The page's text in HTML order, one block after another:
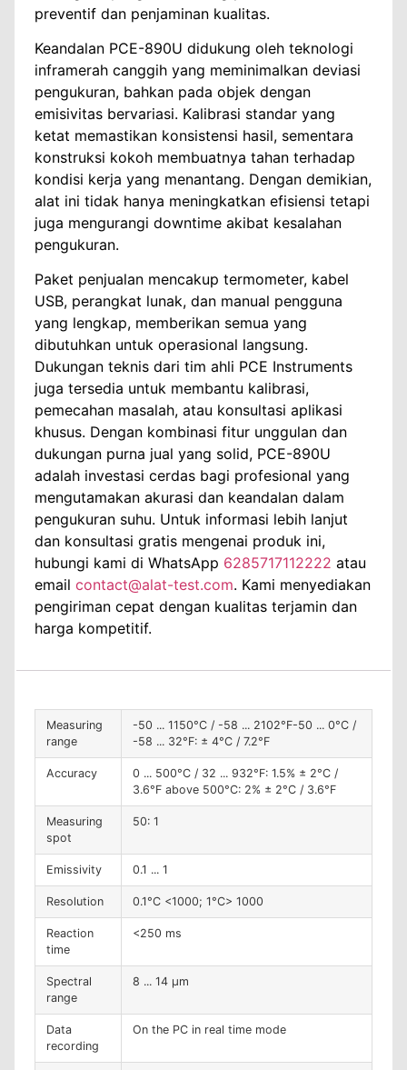
preventif dan penjaminan kualitas.
Keandalan PCE-890U didukung oleh teknologi
inframerah canggih yang meminimalkan deviasi
pengukuran, bahkan pada objek dengan
emisivitas bervariasi. Kalibrasi standar yang
ketat memastikan konsistensi hasil, sementara
konstruksi kokoh membuatnya tahan terhadap
kondisi kerja yang menantang. Dengan demikian,
alat ini tidak hanya meningkatkan efisiensi tetapi
juga mengurangi downtime akibat kesalahan
pengukuran.
Paket penjualan mencakup termometer, kabel
USB, perangkat lunak, dan manual pengguna
yang lengkap, memberikan semua yang
dibutuhkan untuk operasional langsung.
Dukungan teknis dari tim ahli PCE Instruments
juga tersedia untuk membantu kalibrasi,
pemecahan masalah, atau konsultasi aplikasi
khusus. Dengan kombinasi fitur unggulan dan
dukungan purna jual yang solid, PCE-890U
adalah investasi cerdas bagi profesional yang
mengutamakan akurasi dan keandalan dalam
pengukuran suhu. Untuk informasi lebih lanjut
dan konsultasi gratis mengenai produk ini,
hubungi kami di WhatsApp 6285717112222 atau
email contact@alat-test.com. Kami menyediakan
pengiriman cepat dengan kualitas terjamin dan
harga kompetitif.
Measuring
range
-50 ... 1150°C / -58 ... 2102°F-50 ... 0°C /
-58 ... 32°F: ± 4°C / 7.2°F
Accuracy
0 ... 500°C / 32 ... 932°F: 1.5% ± 2°C /
3.6°F above 500°C: 2% ± 2°C / 3.6°F
Measuring
spot
50: 1
Emissivity 0.1 ... 1
Resolution 0.1°C <1000; 1°C> 1000
Reaction
time
<250 ms
Spectral
range
8 ... 14 µm
Data
recording
On the PC in real time mode